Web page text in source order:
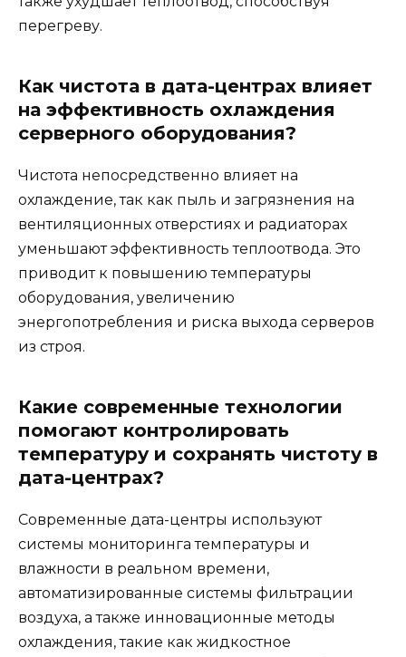
перегреву.
Как чистота в дата-центрах влияет
на эффективность охлаждения
серверного оборудования?
Чистота непосредственно влияет на
охлаждение, так как пыль и загрязнения на
вентиляционных отверстиях и радиаторах
уменьшают эффективность теплоотвода. Это
приводит к повышению температуры
оборудования, увеличению
энергопотребления и риска выхода серверов
из строя.
Какие современные технологии
помогают контролировать
температуру и сохранять чистоту в
дата-центрах?
Современные дата-центры используют
системы мониторинга температуры и
влажности в реальном времени,
автоматизированные системы фильтрации
воздуха, а также инновационные методы
охлаждения, такие как жидкостное